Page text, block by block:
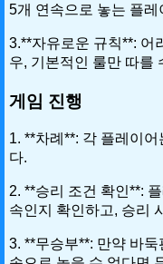
5개 연속으로 놓는 플
3.**자유로운 규칙**: 어
우, 기본적인 룰만 따를
게임 진행
1. **차례**: 각 플레이
다.
2. **승리 조건 확인**:
속인지 확인하고, 승리
3. **무승부**: 만약 바